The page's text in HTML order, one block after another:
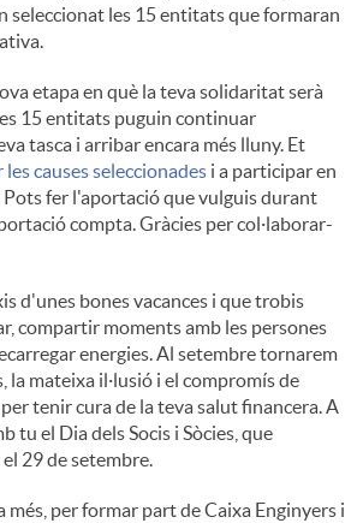
seleccionat les 15 entitats que formaran
etapa en què la teva solidaritat serà
15 entitats puguin continuar
tasca i arribar encara més lluny. Et
causes seleccionades i a participar en
Pots fer l'aportació que vulguis durant
compta. Gràcies per col·laborar-
d'unes bones vacances i que trobis
compartir moments amb les persones
energies. Al setembre tornarem
la mateixa il·lusió i el compromís de
tenir cura de la teva salut financera. A
tu el Dia dels Socis i Sòcies, que
29 de setembre.
més, per formar part de Caixa Enginyers i